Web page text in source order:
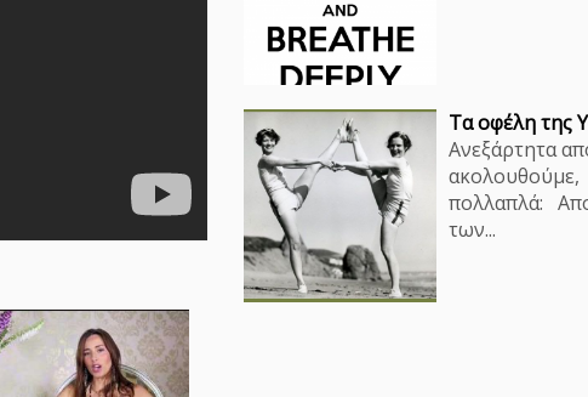
Τα οφέλη της
Aνεξάρτητα
ακολουθούμε,
πολλαπλά:
των...